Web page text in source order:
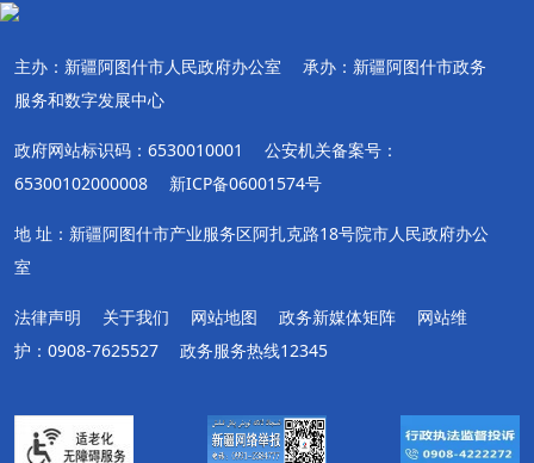
主办：新疆阿图什市人民政府办公室
承办：新疆阿图什市政务
服务和数字发展中心
政府网站标识码：6530010001
公安机关备案号：
65300102000008
新ICP备06001574号
地 址：新疆阿图什市产业服务区阿扎克路18号院市人民政府办公
室
法律声明 关于我们 网站地图 政务新媒体矩阵
网站维
护：0908-7625527
政务服务热线12345